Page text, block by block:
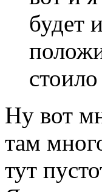
будет
Ну вот
там
тут